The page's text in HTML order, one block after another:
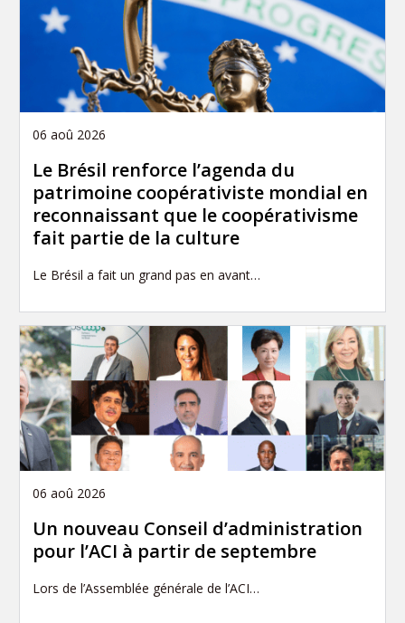
06 aoû 2026
Le Brésil renforce l’agenda du
patrimoine coopérativiste mondial en
reconnaissant que le coopérativisme
fait partie de la culture
Le Brésil a fait un grand pas en avant…
06 aoû 2026
Un nouveau Conseil d’administration
pour l’ACI à partir de septembre
Lors de l’Assemblée générale de l’ACI…